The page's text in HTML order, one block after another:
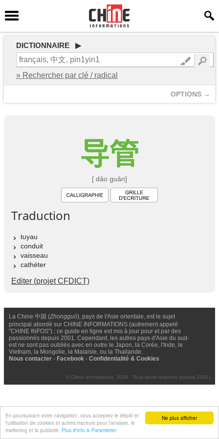
Ne plus afficher
En poursuivant votre navigation, vous acceptez le dépôt et
l'utilisation de cookies et autres traceurs pour l'analyse, le
marketing et la publicité. Plus d'info & Paramétrer
DICTIONNAIRE ▶
» Rechercher par clé / radical
OPTIONS →
导管
[ dǎo guǎn]
Traduction
tuyau
conduit
vaisseau
cathéter
Editer (projet CFDICT)
La Chine 中国 (Zhongguó), pays de l'Asie orientale, est le sujet
principal abordé sur CHINE INFORMATIONS (autrement appelé
"CHINE INFOS") ; ce guide en ligne est mis à jour pour et par des
passionnés depuis 2001. Cependant, les autres pays d'Asie du sud-
est ne sont pas oubliés avec en outre le Japon, la Corée, l'Inde, le
Vietnam, la Mongolie, la Malaisie, ou la Thailande.
Nous contacter - Facebook - Confidentialité & Cookies
© Chine Informations, 2026 - Tous droits réservés (depuis 2001)